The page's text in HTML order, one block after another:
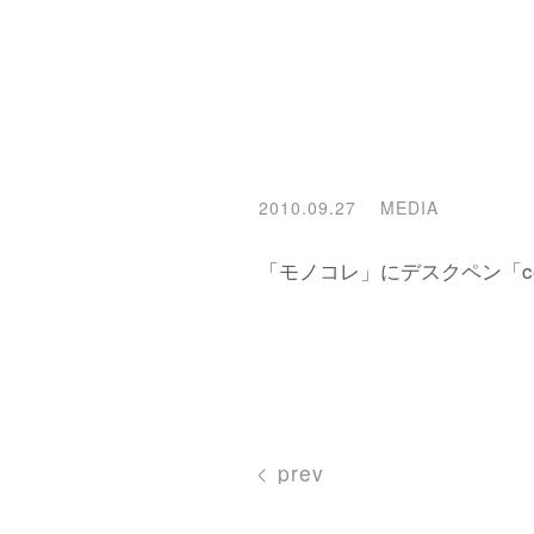
2010.09.27 MEDIA
「モノコレ」にデスクペン
prev